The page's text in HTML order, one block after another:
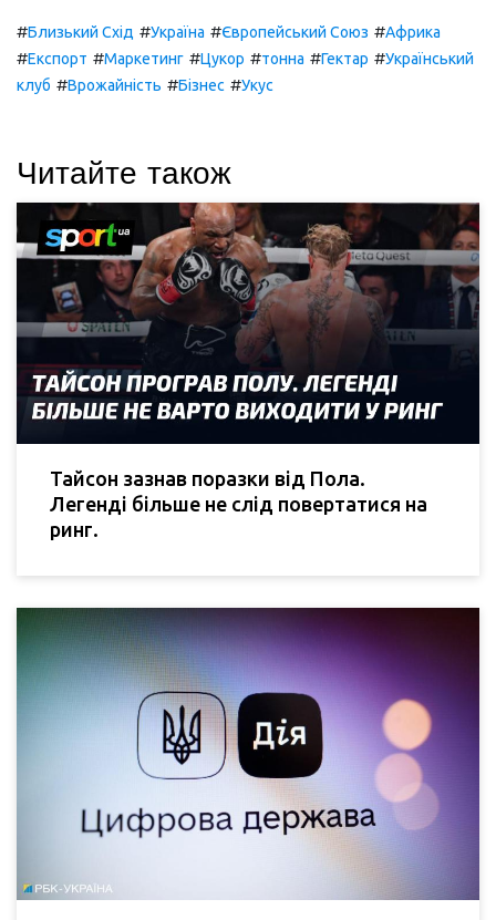
#Близький Схід #Україна #Європейський Союз #Африка
#Експорт #Маркетинг #Цукор #тонна #Гектар #Український
клуб #Врожайність #Бізнес #Укус
Читайте також
Тайсон зазнав поразки від Пола.
Легенді більше не слід повертатися на
ринг.